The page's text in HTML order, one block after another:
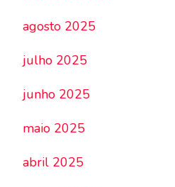
agosto 2025
julho 2025
junho 2025
maio 2025
abril 2025